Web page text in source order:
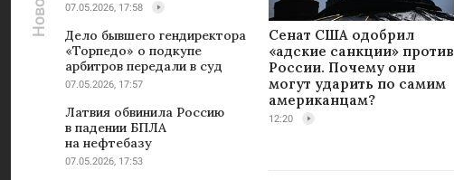
07.05.2026, 17:58
Дело бывшего гендиректора
«Торпедо» о подкупе
арбитров передали в суд
07.05.2026, 17:57
Латвия обвинила Россию
в падении БПЛА
на нефтебазу
07.05.2026, 17:53
Сенат США одобрил
«адские санкции» против
России. Почему они
могут ударить по самим
американцам?
12:20